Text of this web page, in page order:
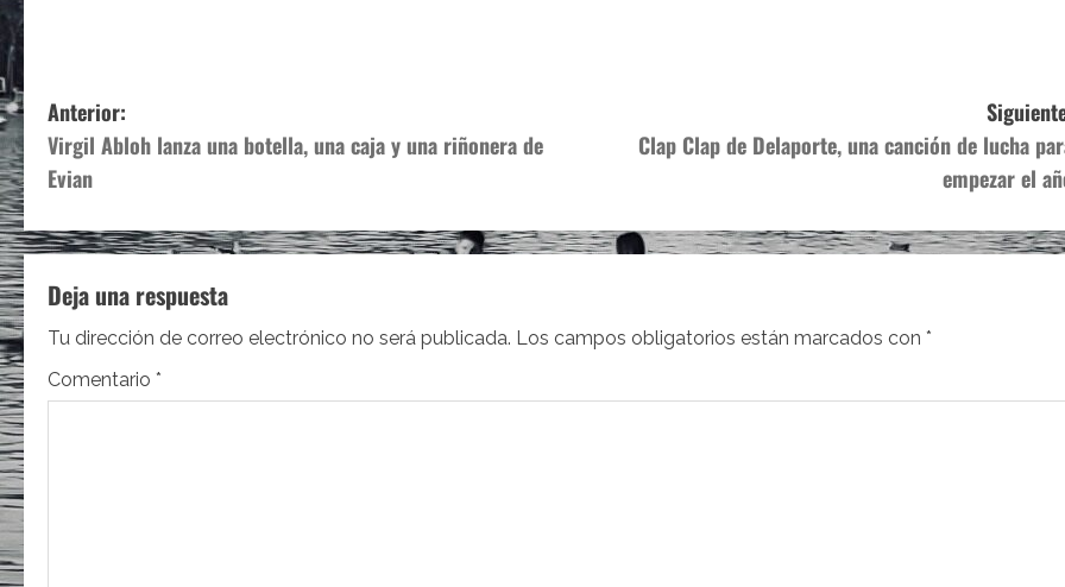
N
a
v
e
g
a
c
Anterior:
Virgil Abloh lanza una botella, una caja y una riñonera de
Evian
Clap Clap de Delaporte, una canción de lucha
empezar el
Deja una respuesta
Tu dirección de correo electrónico no será publicada. Los campos obligatorios están marcados con *
Comentario *